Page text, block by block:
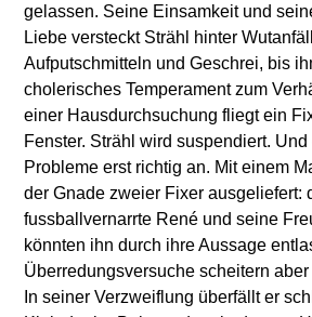
gelassen. Seine Einsamkeit und
Liebe versteckt Strähl hinter
Aufputschmitteln und Geschrei, bis
cholerisches Temperament zum
einer Hausdurchsuchung fliegt ein
Fenster. Strähl wird suspendiert.
Probleme erst richtig an. Mit einem
der Gnade zweier Fixer ausgeliefert:
fussballvernarrte René und seine
könnten ihn durch ihre Aussage
Überredungsversuche scheitern
In seiner Verzweiflung überfällt er